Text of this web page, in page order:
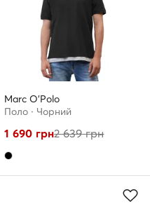
Marc O'Polo
Поло · Чорний
1 690 грн2 639грн